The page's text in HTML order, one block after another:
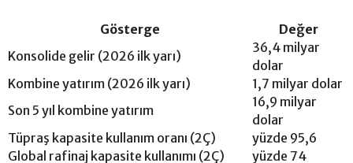
Gösterge
Değer
Konsolide gelir (2026 ilk yarı)
36,4 milyar
dolar
Kombine yatırım (2026 ilk yarı)
1,7 milyar dolar
Son 5 yıl kombine yatırım
16,9 milyar
dolar
Tüpraş kapasite kullanım oranı (2Ç)
yüzde 95,6
Global rafinaj kapasite kullanımı (2Ç)
yüzde 74